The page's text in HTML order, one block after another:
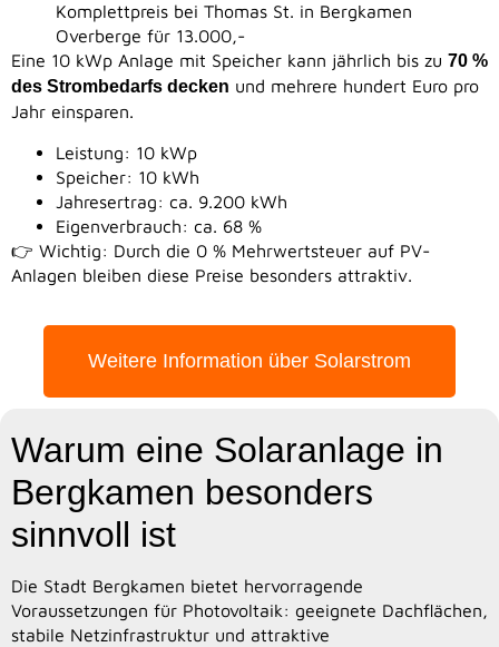
Komplettpreis bei Thomas St. in Bergkamen
Overberge für 13.000,-
Eine 10 kWp Anlage mit Speicher kann jährlich bis zu 70 %
des Strombedarfs decken und mehrere hundert Euro pro
Jahr einsparen.
Leistung: 10 kWp
Speicher: 10 kWh
Jahresertrag: ca. 9.200 kWh
Eigenverbrauch: ca. 68 %
👉 Wichtig: Durch die 0 % Mehrwertsteuer auf PV-
Anlagen bleiben diese Preise besonders attraktiv.
Weitere Information über Solarstrom
Warum eine Solaranlage in
Bergkamen besonders
sinnvoll ist
Die Stadt Bergkamen bietet hervorragende
Voraussetzungen für Photovoltaik: geeignete Dachflächen,
stabile Netzinfrastruktur und attraktive